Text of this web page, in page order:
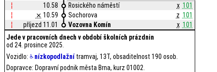
¦
10.58 Rosického náměstí x 101
¦
⨯ 10.59 Sochorova z 101
¦
příjezd 11.01 Vozovna Komín x 101
Jede v pracovních dnech v období školních prázdnin
od 24. prosince 2025.
Vozidlo: nízkopodlažnítramvaj, 13T, obsaditelnost 190 osob.
Dopravce: Dopravní podnik města Brna, kurz 01002.